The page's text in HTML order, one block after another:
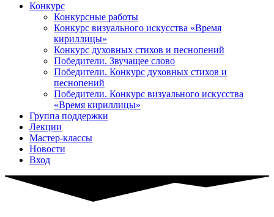
Конкурс
Конкурсные работы
Конкурс визуального искусства «Время
кириллицы»
Конкурс духовных стихов и песнопений
Победители. Звучащее слово
Победители. Конкурс духовных стихов и
песнопений
Победители. Конкурс визуального искусства
«Время кириллицы»
Группа поддержки
Лекции
Мастер-классы
Новости
Вход